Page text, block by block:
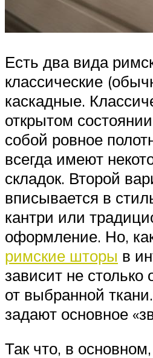
Есть два вида
классические
каскадные.
открытом
собой ровное
всегда имеют
складок. Второй
вписывается в
кантри или
оформление. Но,
римские шторы в
зависит не столько
от выбранной
задают основное
Так что, в